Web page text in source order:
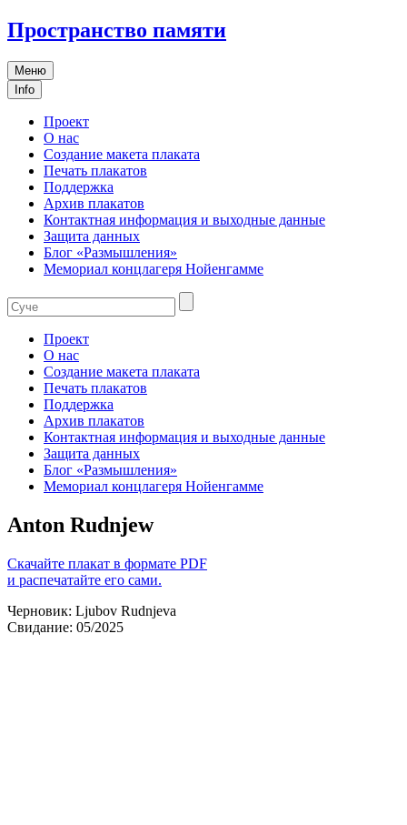
Пространство памяти
Меню
Info
Проект
О нас
Создание макета плаката
Печать плакатов
Поддержка
Архив плакатов
Контактная информация и выходные данные
Защита данных
Блог «Размышления»
Мемориал концлагеря Нойенгамме
Проект
О нас
Создание макета плаката
Печать плакатов
Поддержка
Архив плакатов
Контактная информация и выходные данные
Защита данных
Блог «Размышления»
Мемориал концлагеря Нойенгамме
Anton Rudnjew
Скачайте плакат в формате PDF
и распечатайте его сами.
Черновик: Ljubov Rudnjeva
Свидание: 05/2025